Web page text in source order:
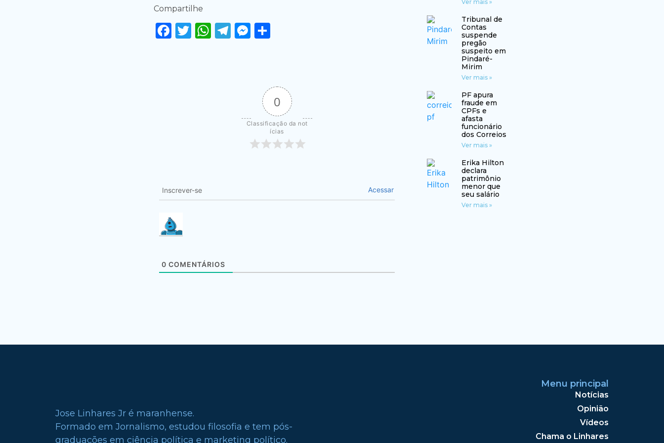
Compartilhe
Facebook
Twitter
WhatsApp
Telegram
Messenger
0
Classificação da not
ícias
Inscrever-se Acessar
0 COMENTÁRIOS
Ver mais »
Tribunal de
Contas
suspende
pregão
suspeito em
Pindaré-
Mirim
Ver mais »
PF apura
fraude em
CPFs e
afasta
funcionário
dos Correios
Ver mais »
Erika Hilton
declara
patrimônio
menor que
seu salário
Ver mais »
Jose Linhares Jr é maranhense.
Formado em Jornalismo, estudou filosofia e tem pós-
graduações em ciência política e marketing político.
Menu principal
Notícias
Opinião
Vídeos
Chama o Linhares